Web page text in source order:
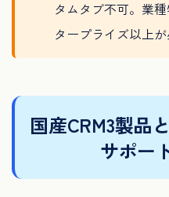
タムタブ不可。業
タープライズ以上
国産CRM3製品
サポー